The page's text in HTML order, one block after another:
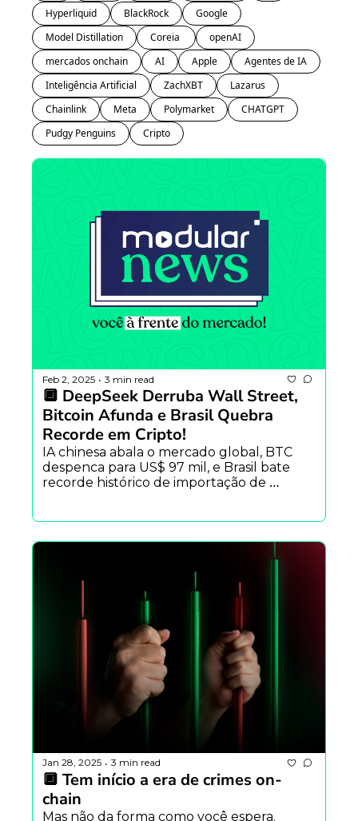
Hyperliquid
BlackRock
Google
Model Distillation
openAI
mercados onchain
AI Apple
Agentes de IA
Inteligência Artificial
ZachXBT
Lazarus
Chainlink
Meta Polymarket
CHATGPT
Pudgy Penguins
Cripto
Feb 2, 2025 • 3 min read
🔲 DeepSeek Derruba Wall Street,
Bitcoin Afunda e Brasil Quebra
Recorde em Cripto!
IA chinesa abala o mercado global, BTC
despenca para US$ 97 mil, e Brasil bate
recorde histórico de importação de
Jan 28, 2025 • 3 min read
🔲 Tem início a era de crimes on-
chain
Mas não da forma como você espera.